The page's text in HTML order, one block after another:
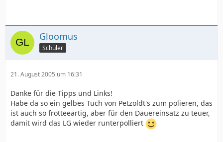
Gloomus
Schüler
21. August 2005 um 16:31
Danke für die Tipps und Links!
Habe da so ein gelbes Tuch von Petzoldt's zum polieren, das
ist auch so frotteeartig, aber für den Dauereinsatz zu teuer,
damit wird das LG wieder runterpolliert